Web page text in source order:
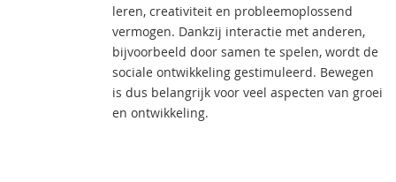
leren, creativiteit en probleemoplossend
vermogen. Dankzij interactie met anderen,
bijvoorbeeld door samen te spelen, wordt de
sociale ontwikkeling gestimuleerd. Bewegen
is dus belangrijk voor veel aspecten van groei
en ontwikkeling.